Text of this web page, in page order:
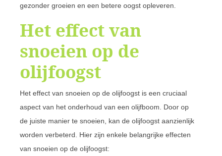
gezonder groeien en een betere oogst opleveren.
Het effect van
snoeien op de
olijfoogst
Het effect van snoeien op de olijfoogst is een cruciaal
aspect van het onderhoud van een olijfboom. Door op
de juiste manier te snoeien, kan de olijfoogst aanzienlijk
worden verbeterd. Hier zijn enkele belangrijke effecten
van snoeien op de olijfoogst: